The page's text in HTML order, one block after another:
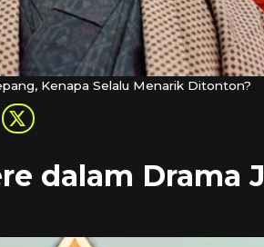
Kenapa Selalu Menarik Ditonton?
dalam Drama